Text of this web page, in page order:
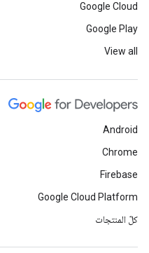
Google Cloud
Google Play
View all
Android
Chrome
Firebase
Google Cloud Platform
كلّ المنتجات